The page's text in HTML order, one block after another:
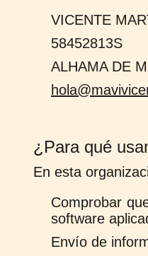
VICENTE
58452813S
ALHAMA DE
¿Para qué
En esta
Comprobar
software
Envío de